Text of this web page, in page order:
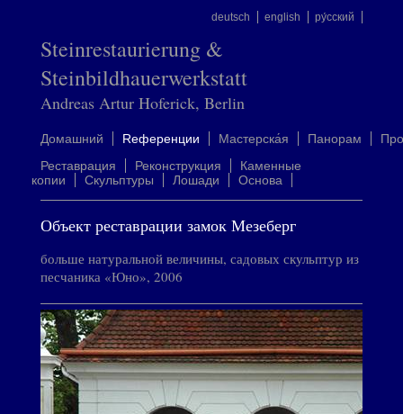
deutsch english ру́сский
Steinrestaurierung &
Steinbildhauerwerkstatt
Andreas Artur Hoferick, Berlin
Домашний Rеференции Mастерска́я Панорам
Реставрация
Реконструкция
Каменные
копии
Скульптуры Лошади Oснова
Объект реставрации замок Мезеберг
больше натуральной величины, садовых скульптур из
песчаника «Юно», 2006